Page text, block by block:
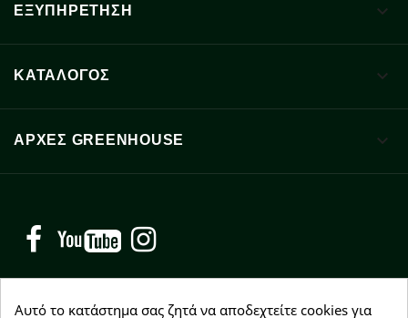
ΕΞΥΠΗΡΕΤΗΣΗ 
ΚΑΤΑΛΟΓΟΣ 
ΑΡΧΈΣ GREENHOUSE 
Facebook YouTube
Αυτό το κατάστημα σας ζητά να αποδεχτείτε cookies για